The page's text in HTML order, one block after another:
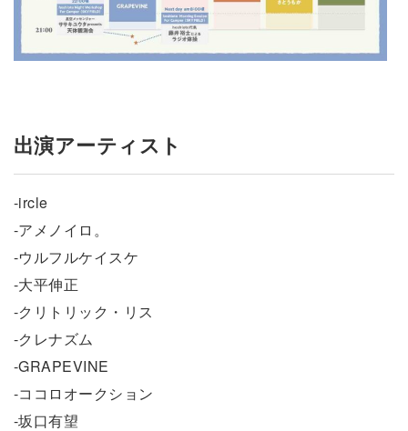
出演アーティスト
-ircle
-アメノイロ。
-ウルフルケイスケ
-大平伸正
-クリトリック・リス
-クレナズム
-GRAPEVINE
-ココロオークション
-坂口有望